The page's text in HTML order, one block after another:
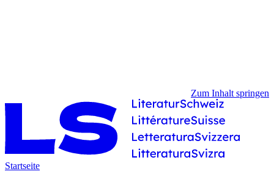
Zum Inhalt springen
Startseite